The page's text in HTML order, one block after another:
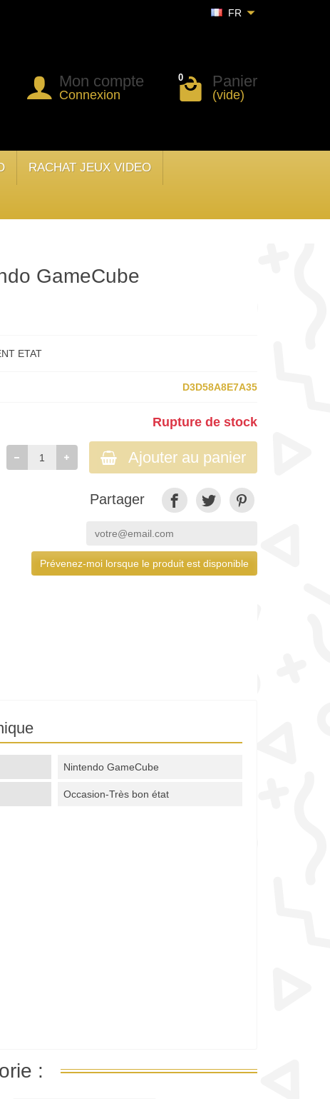
FR
Mon compte
Connexion
0 Panier
(vide)
RACHAT JEUX VIDEO
GameCube
ETAT
D3D58A8E7A35
Rupture de stock
Ajouter au panier
Partager
Prévenez-moi lorsque le produit est disponible
Nintendo GameCube
Occasion-Très bon état
: